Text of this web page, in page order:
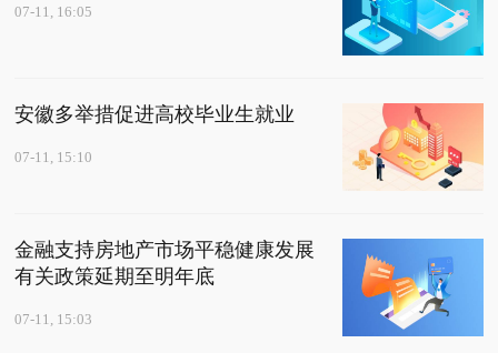
07-11, 16:05
安徽多举措促进高校毕业生就业
07-11, 15:10
金融支持房地产市场平稳健康发展
有关政策延期至明年底
07-11, 15:03